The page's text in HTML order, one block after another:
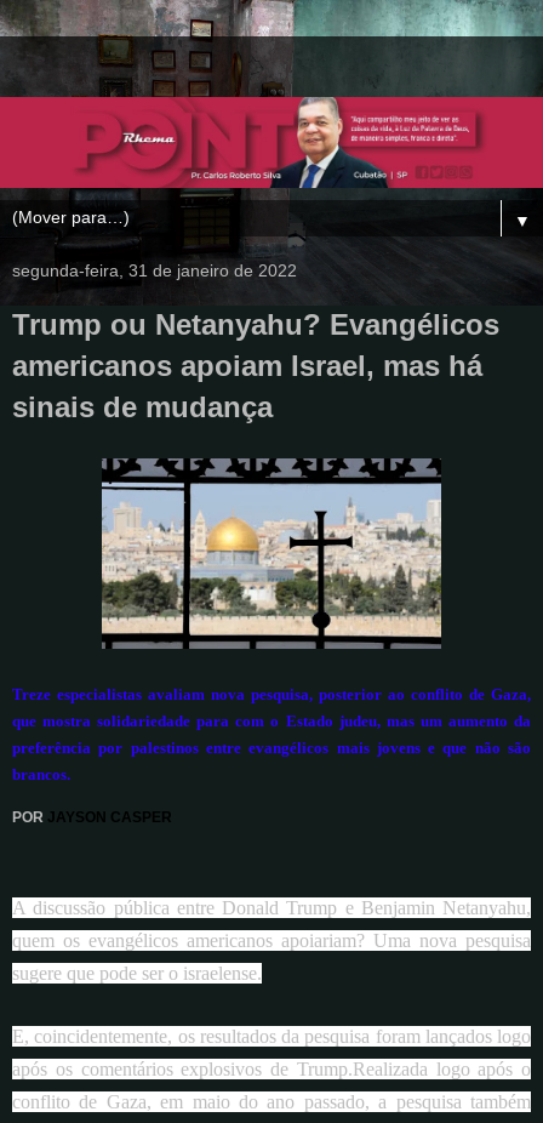
▼
segunda-feira, 31 de janeiro de 2022
Trump ou Netanyahu? Evangélicos
americanos apoiam Israel, mas há
sinais de mudança
Treze especialistas avaliam nova pesquisa, posterior ao conflito de Gaza,
que mostra solidariedade para com o Estado judeu, mas um aumento da
preferência por palestinos entre evangélicos mais jovens e que não são
brancos.
POR JAYSON CASPER
A discussão pública entre Donald Trump e Benjamin Netanyahu,
quem os evangélicos americanos apoiariam? Uma nova pesquisa
sugere que pode ser o israelense.
E, coincidentemente, os resultados da pesquisa foram lançados logo
após os comentários explosivos de Trump.Realizada logo após o
conflito de Gaza, em maio do ano passado, a pesquisa também